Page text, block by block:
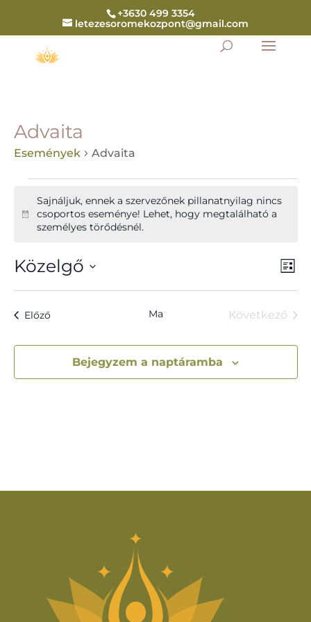
+3630 499 3354
letezesoromekozpont@gmail.com
Advaita
Események Advaita
Notice
Sajnáljuk, ennek a szervezőnek pillanatnyilag nincs
csoportos eseménye! Lehet, hogy megtalálható a
személyes törődésnél.
Lista
Közelgő
ElőzőEsemények Ma
Következő
Bejegyzem a naptáramba